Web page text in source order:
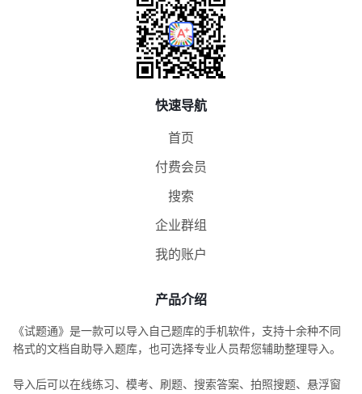
快速导航
首页
付费会员
搜索
企业群组
我的账户
产品介绍
《试题通》是一款可以导入自己题库的手机软件，支持十余种不同
格式的文档自助导入题库，也可选择专业人员帮您辅助整理导入。
导入后可以在线练习、模考、刷题、搜索答案、拍照搜题、悬浮窗